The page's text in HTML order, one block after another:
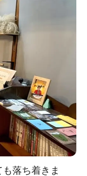
落ち着きま